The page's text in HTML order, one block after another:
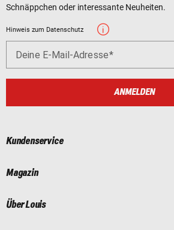
Schnäppchen oder interessante Neuheiten.
Hinweis zum Datenschutz
Deine E-Mail-Adresse
ANMELDEN
Kundenservice
Magazin
Über Louis